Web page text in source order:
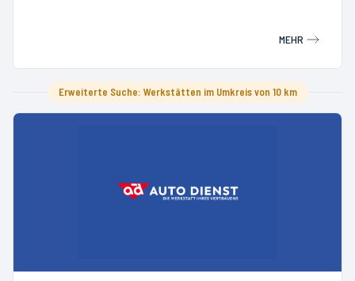
MEHR
Erweiterte Suche: Werkstätten im Umkreis von 10 km